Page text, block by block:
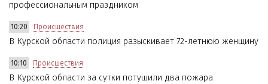
профессиональным праздником
10:20 Происшествия
В Курской области полиция разыскивает 72-летнюю женщину
10:10 Происшествия
В Курской области за сутки потушили два пожара